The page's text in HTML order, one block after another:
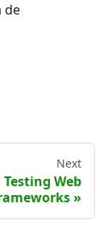
de
Next
Testing Web